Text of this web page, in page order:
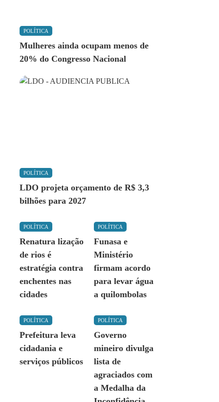
POLÍTICA
Mulheres ainda ocupam menos de
20% do Congresso Nacional
POLÍTICA
LDO projeta orçamento de R$ 3,3
bilhões para 2027
POLÍTICA
Renatura lização
de rios é
estratégia contra
enchentes nas
cidades
POLÍTICA
Funasa e
Ministério
firmam acordo
para levar água
a quilombolas
POLÍTICA
Prefeitura leva
cidadania e
serviços públicos
POLÍTICA
Governo
mineiro divulga
lista de
agraciados com
a Medalha da